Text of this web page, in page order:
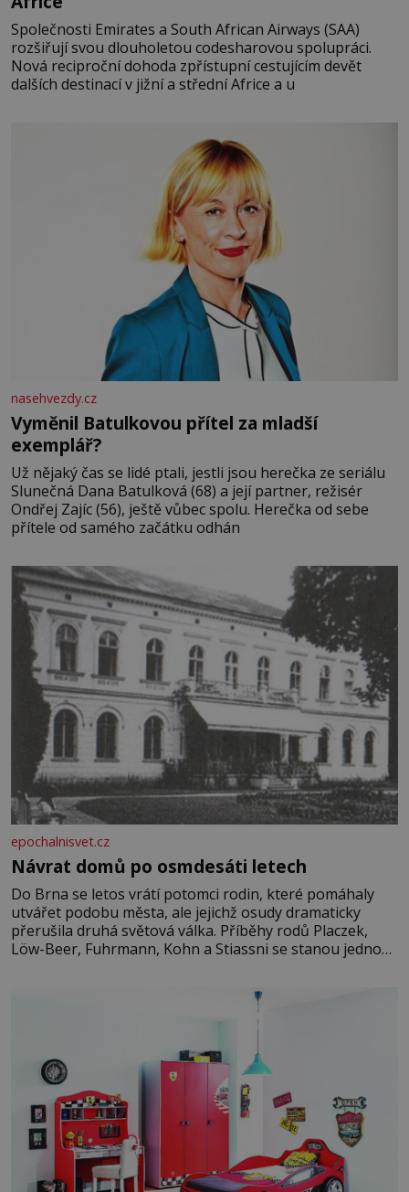
Společnosti Emirates a South African Airways (SAA)
rozšiřují svou dlouholetou codesharovou spolupráci.
Nová reciproční dohoda zpřístupní cestujícím devět
dalších destinací v jižní a střední Africe a u
nasehvezdy.cz
Vyměnil Batulkovou přítel za mladší
exemplář?
Už nějaký čas se lidé ptali, jestli jsou herečka ze seriálu
Slunečná Dana Batulková (68) a její partner, režisér
Ondřej Zajíc (56), ještě vůbec spolu. Herečka od sebe
přítele od samého začátku odhán
epochalnisvet.cz
Návrat domů po osmdesáti letech
Do Brna se letos vrátí potomci rodin, které pomáhaly
utvářet podobu města, ale jejichž osudy dramaticky
přerušila druhá světová válka. Příběhy rodů Placzek,
Löw-Beer, Fuhrmann, Kohn a Stiassni se stanou jednou
jednoduché. Místa, která si člověk pamatuje z rodinných